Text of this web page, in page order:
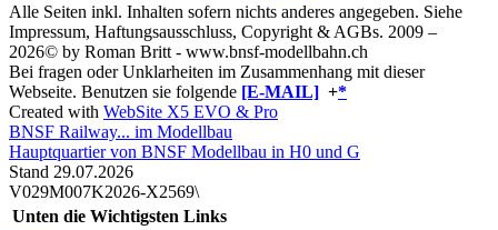
Alle Seiten inkl. Inhalten sofern nichts anderes angegeben. Siehe
Impressum, Haftungsausschluss, Copyright & AGBs. 2009 –
2026© by Roman Britt - www.bnsf-modellbahn.ch
Bei fragen oder Unklarheiten im Zusammenhang mit dieser
Webseite. Benutzen sie folgende [E-MAIL] +*
Created with WebSite X5 EVO & Pro
BNSF Railway... im Modellbau
Hauptquartier von BNSF Modellbau in H0 und G
Stand 29.07.2026
V029M007K2026-X2569\
Unten die Wichtigsten Links